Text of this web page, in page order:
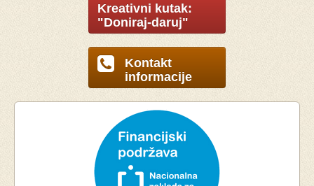
Kreativni kutak:
"Doniraj-daruj"
Kontakt
informacije